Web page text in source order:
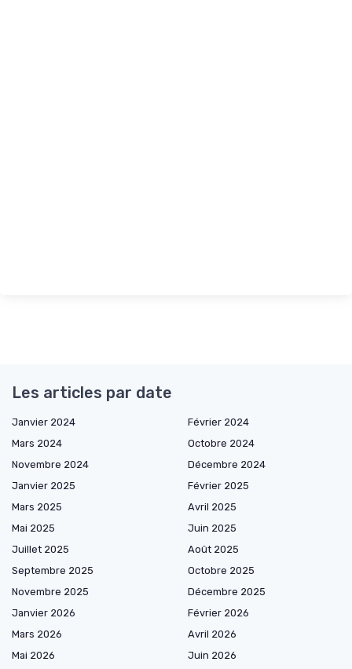
Les articles par date
Janvier 2024
Février 2024
Mars 2024
Octobre 2024
Novembre 2024
Décembre 2024
Janvier 2025
Février 2025
Mars 2025
Avril 2025
Mai 2025
Juin 2025
Juillet 2025
Août 2025
Septembre 2025
Octobre 2025
Novembre 2025
Décembre 2025
Janvier 2026
Février 2026
Mars 2026
Avril 2026
Mai 2026
Juin 2026